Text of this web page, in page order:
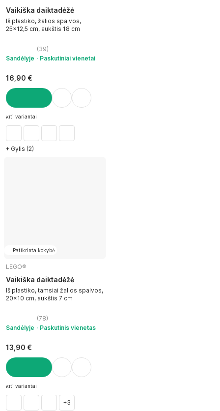
Vaikiška daiktadėžė
Iš plastiko, žalios spalvos,
25x12,5 cm, aukštis 18 cm
(39)
Sandėlyje
Paskutiniai vienetai
16,90 €
Į KREPŠELĮ
kiti variantai
+ Gylis (2)
Patikrinta kokybė
LEGO®
Vaikiška daiktadėžė
Iš plastiko, tamsiai žalios spalvos,
20x10 cm, aukštis 7 cm
(78)
Sandėlyje
Paskutinis vienetas
13,90 €
Į KREPŠELĮ
kiti variantai
+3